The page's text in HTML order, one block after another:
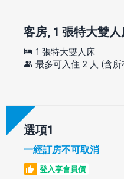
客房, 1 張特大雙
1 張特大雙人床
最多可入住 2 人 (含
選項
一經訂房不可取消
登入享會員價